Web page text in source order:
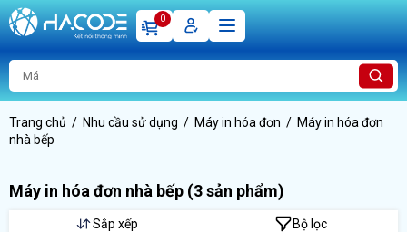
0
Trang chủ Nhu cầu sử dụng Máy in hóa đơn
Máy in hóa đơn
nhà bếp
Máy in hóa đơn nhà bếp (3 sản phẩm)
Sắp xếp Bộ lọc